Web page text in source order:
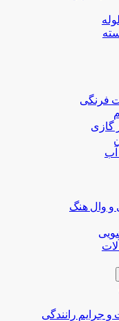
فرنگی
گازی
آب
و وال هنگ
جرایم رانندگی